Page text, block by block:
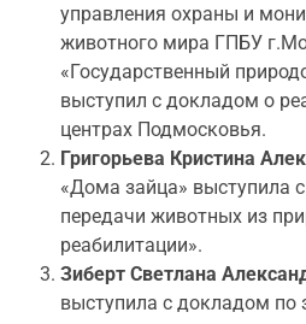
управления охраны и
животного мира ГПБУ
«Государственный
выступил с докладом о
центрах Подмосковья.
Григорьева Кристина
«Дома зайца» выступила
передачи животных из
реабилитации».
Зиберт Светлана
выступила с докладом по